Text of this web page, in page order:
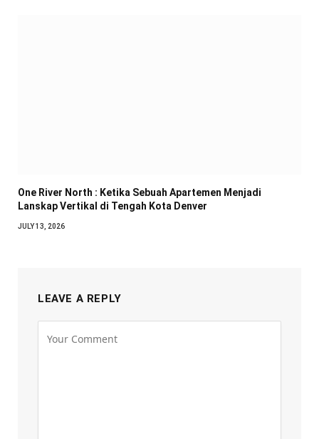
One River North : Ketika Sebuah Apartemen Menjadi
Lanskap Vertikal di Tengah Kota Denver
JULY 13, 2026
LEAVE A REPLY